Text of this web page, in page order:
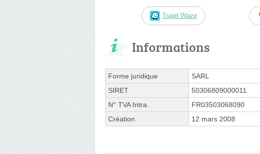
Trajet Waze
Informations
Forme juridique
SARL
SIRET
50306809000011
N° TVA Intra.
FR03503068090
Création
12 mars 2008